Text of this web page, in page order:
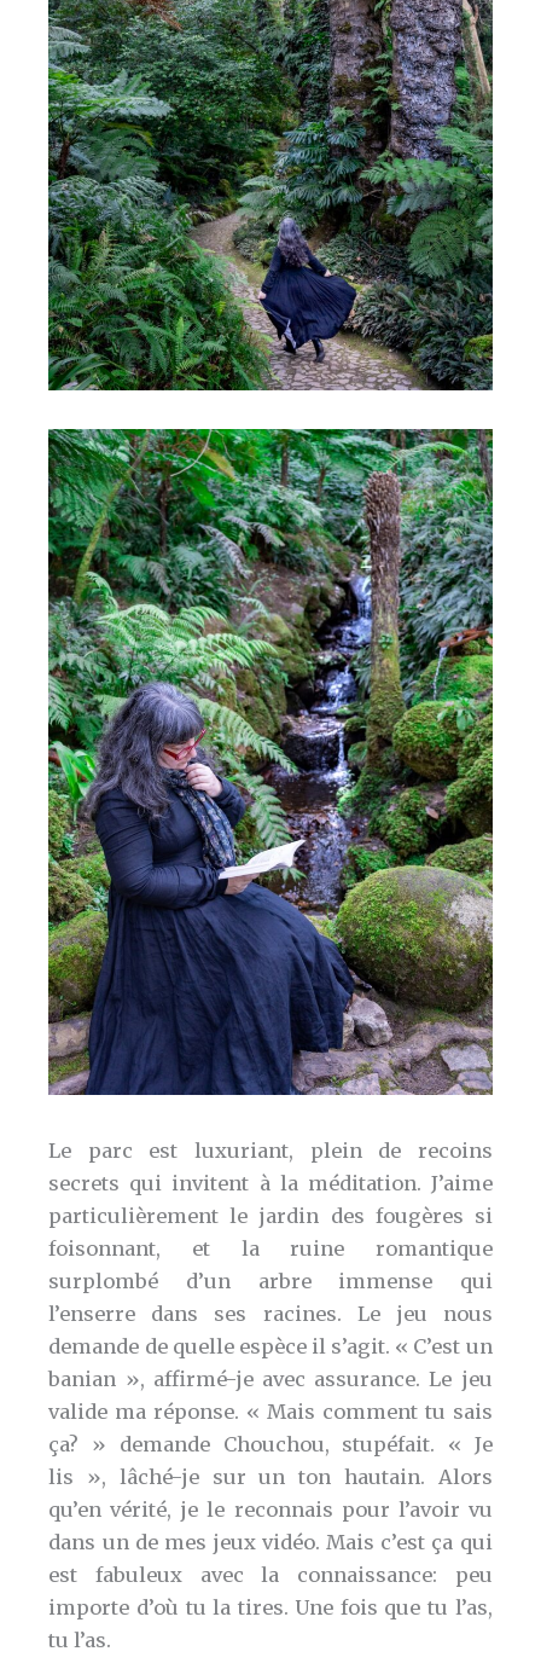
Le parc est luxuriant, plein de recoins
secrets qui invitent à la méditation. J’aime
particulièrement le jardin des fougères si
foisonnant, et la ruine romantique
surplombé d’un arbre immense qui
l’enserre dans ses racines. Le jeu nous
demande de quelle espèce il s’agit. « C’est un
banian », affirmé-je avec assurance. Le jeu
valide ma réponse. « Mais comment tu sais
ça? » demande Chouchou, stupéfait. « Je
lis », lâché-je sur un ton hautain. Alors
qu’en vérité, je le reconnais pour l’avoir vu
dans un de mes jeux vidéo. Mais c’est ça qui
est fabuleux avec la connaissance: peu
importe d’où tu la tires. Une fois que tu l’as,
tu l’as.